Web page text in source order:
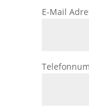
E-Mail